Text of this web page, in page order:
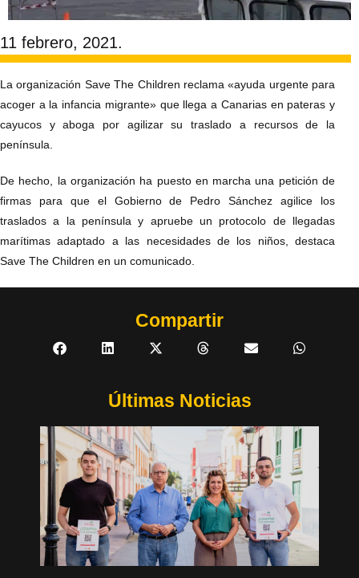
11 febrero, 2021.
La organización Save The Children reclama «ayuda urgente para
acoger a la infancia migrante» que llega a Canarias en pateras y
cayucos y aboga por agilizar su traslado a recursos de la
península.
De hecho, la organización ha puesto en marcha una petición de
firmas para que el Gobierno de Pedro Sánchez agilice los
traslados a la península y apruebe un protocolo de llegadas
marítimas adaptado a las necesidades de los niños, destaca
Save The Children en un comunicado.
Compartir
Últimas Noticias